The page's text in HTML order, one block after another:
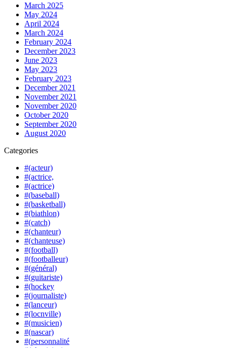
March 2025
May 2024
April 2024
March 2024
February 2024
December 2023
June 2023
May 2023
February 2023
December 2021
November 2021
November 2020
October 2020
September 2020
August 2020
Categories
#(acteur)
#(actrice,
#(actrice)
#(baseball)
#(basketball)
#(biathlon)
#(catch)
#(chanteur)
#(chanteuse)
#(football)
#(footballeur)
#(général)
#(guitariste)
#(hockey
#(journaliste)
#(lanceur)
#(locnville)
#(musicien)
#(nascar)
#(personnalité